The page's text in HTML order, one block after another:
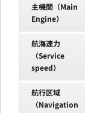
主機関（Main
Engine）
航海速力
（Service
speed）
航行区域
（Navigation